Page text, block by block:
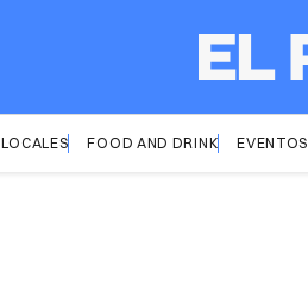
LOCALES FOOD AND DRINK EVENTOS